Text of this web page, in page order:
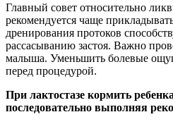
Главный совет относительно
рекомендуется чаще
дренирования протоков
рассасыванию застоя. Важно
малыша. Уменьшить болевые
перед процедурой.
При лактостазе кормить
последовательно выполняя